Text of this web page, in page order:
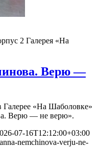
2 Галерея «На
Верю —
Галерее «На Шаболовке»
Верю — не верю».
07-16T12:12:00+03:00
nemchinova-verju-ne-